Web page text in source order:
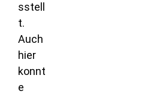
sstell
t.
Auch
hier
konnt
e